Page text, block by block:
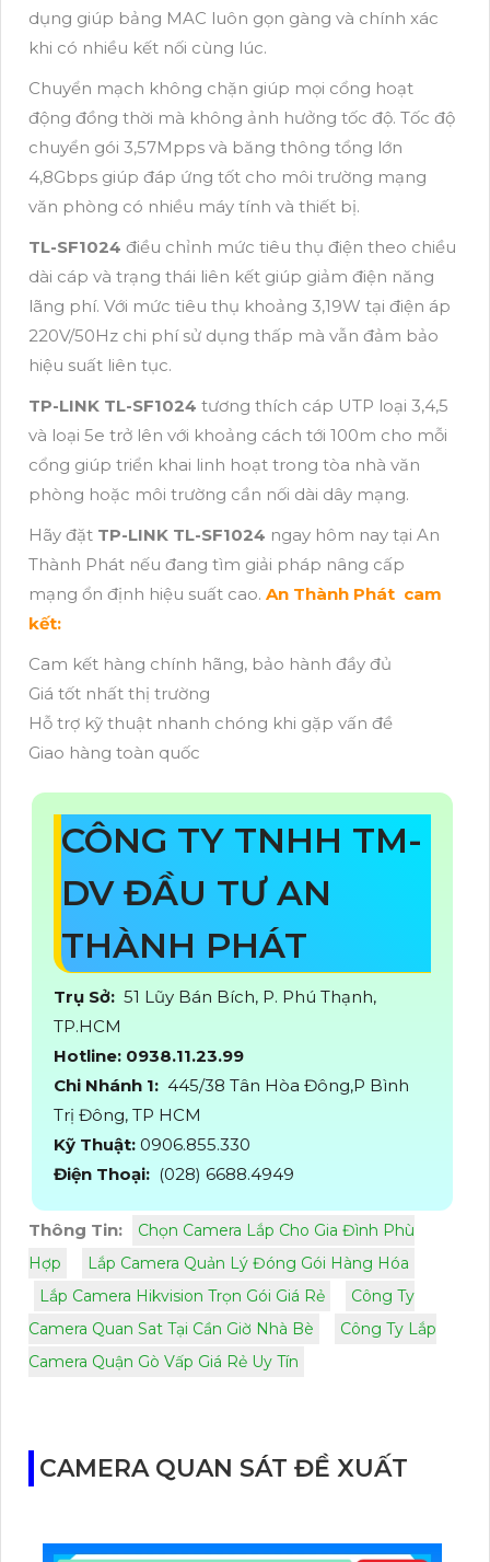
dụng giúp bảng MAC luôn gọn gàng và chính xác
khi có nhiều kết nối cùng lúc.
Chuyển mạch không chặn giúp mọi cổng hoạt
động đồng thời mà không ảnh hưởng tốc độ. Tốc độ
chuyển gói 3,57Mpps và băng thông tổng lớn
4,8Gbps giúp đáp ứng tốt cho môi trường mạng
văn phòng có nhiều máy tính và thiết bị.
TL-SF1024 điều chỉnh mức tiêu thụ điện theo chiều
dài cáp và trạng thái liên kết giúp giảm điện năng
lãng phí. Với mức tiêu thụ khoảng 3,19W tại điện áp
220V/50Hz chi phí sử dụng thấp mà vẫn đảm bảo
hiệu suất liên tục.
TP-LINK TL-SF1024 tương thích cáp UTP loại 3,4,5
và loại 5e trở lên với khoảng cách tới 100m cho mỗi
cổng giúp triển khai linh hoạt trong tòa nhà văn
phòng hoặc môi trường cần nối dài dây mạng.
Hãy đặt TP-LINK TL-SF1024 ngay hôm nay tại An
Thành Phát nếu đang tìm giải pháp nâng cấp
mạng ổn định hiệu suất cao. An Thành Phát cam
kết:
Cam kết hàng chính hãng, bảo hành đầy đủ
Giá tốt nhất thị trường
Hỗ trợ kỹ thuật nhanh chóng khi gặp vấn đề
Giao hàng toàn quốc
CÔNG TY TNHH TM-
DV ĐẦU TƯ AN
THÀNH PHÁT
Trụ Sở: 51 Lũy Bán Bích, P. Phú Thạnh,
TP.HCM
Hotline: 0938.11.23.99
Chi Nhánh 1: 445/38 Tân Hòa Đông,P Bình
Trị Đông, TP HCM
Kỹ Thuật: 0906.855.330
Điện Thoại: (028) 6688.4949
Thông Tin:
Chọn Camera Lắp Cho Gia Đình Phù
Hợp
Lắp Camera Quản Lý Đóng Gói Hàng Hóa
Lắp Camera Hikvision Trọn Gói Giá Rẻ
Công Ty
Camera Quan Sat Tại Cần Giờ Nhà Bè
Công Ty Lắp
Camera Quận Gò Vấp Giá Rẻ Uy Tín
CAMERA QUAN SÁT ĐỀ XUẤT